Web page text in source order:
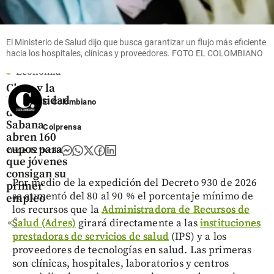
Economía
Claro y la
Universidad
de La
Sabana
abren 160
cupos para
que jóvenes
consigan su
primer
empleo
share
El Ministerio de Salud dijo que busca garantizar un flujo más eficiente
hacia los hospitales, clínicas y proveedores. FOTO EL COLOMBIANO
El Colombiano
Colprensa
hace 12 horas
Por medio de la expedición del Decreto 930 de 2026
se aumentó del 80 al 90 % el porcentaje mínimo de
los recursos que laAdministradora de Recursos de
Salud (Adres) girará directamente a lasinstituciones
prestadoras de servicios de salud(IPS) y a los
proveedores de tecnologías en salud. Las primeras
son clínicas, hospitales, laboratorios y centros